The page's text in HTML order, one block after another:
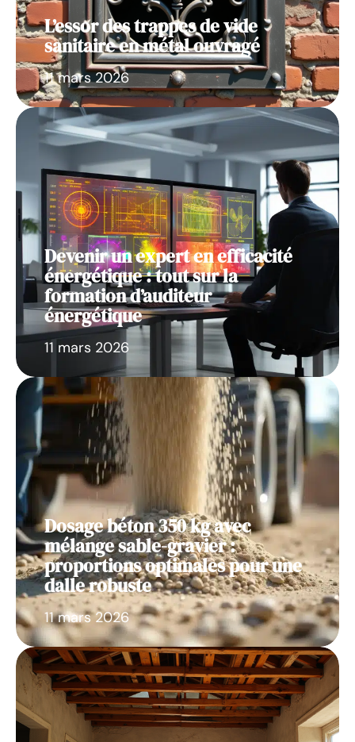
L’essor des trappes de vide
sanitaire en métal ouvragé
11 mars 2026
Devenir un expert en efficacité
énergétique : tout sur la
formation d’auditeur
énergétique
11 mars 2026
Dosage béton 350 kg avec
mélange sable-gravier :
proportions optimales pour une
dalle robuste
11 mars 2026